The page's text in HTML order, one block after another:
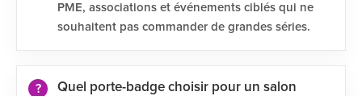
PME, associations et événements ciblés qui ne
souhaitent pas commander de grandes séries.
Quel porte-badge choisir pour un salon